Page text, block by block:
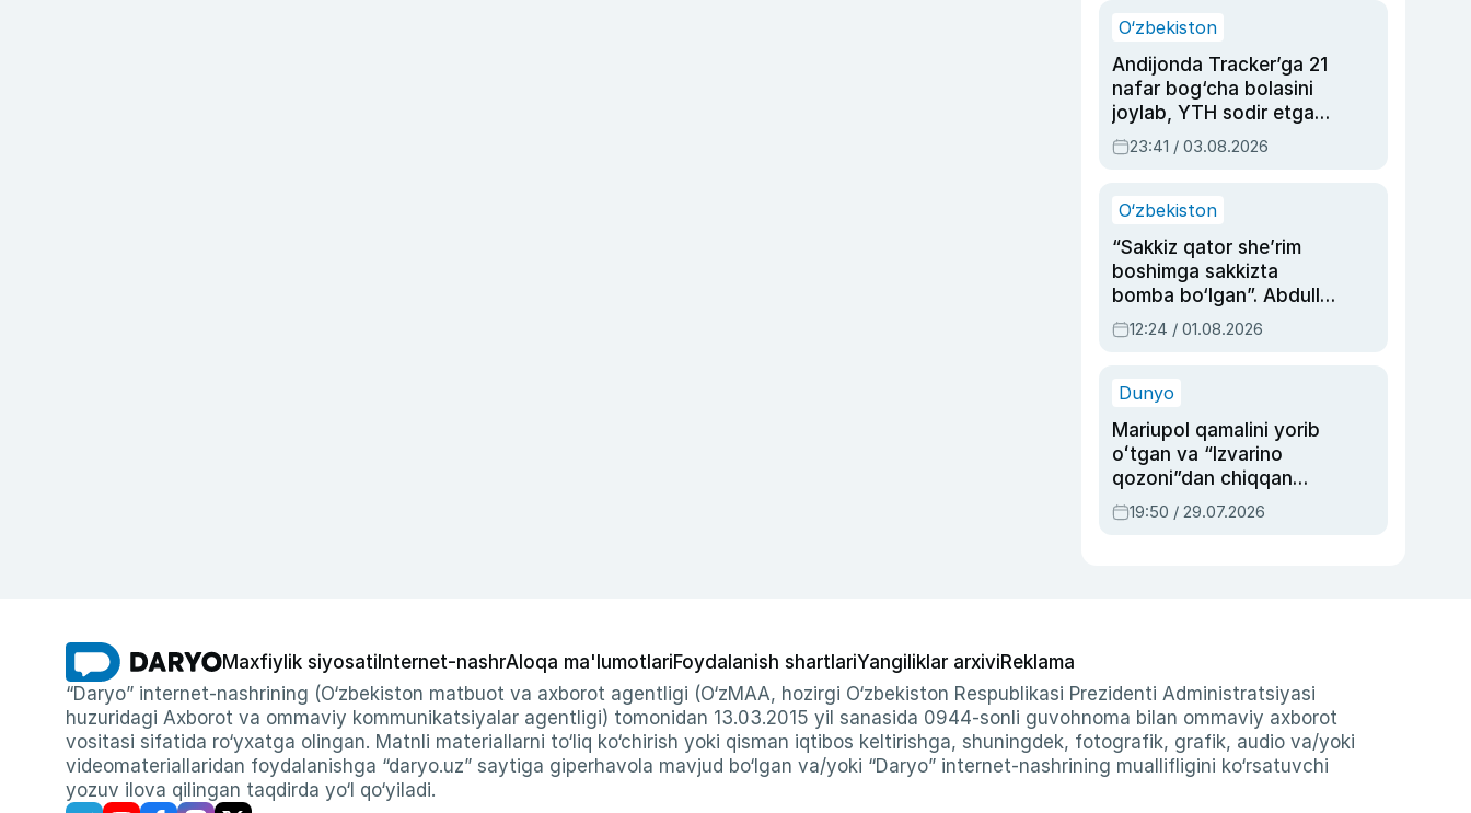
O‘zbekiston
Andijonda Tracker’ga 21
nafar bog‘cha bolasini
joylab, YTH sodir etgan
ayolga sud hukmi o‘qildi
23:41 / 03.08.2026
O‘zbekiston
“Sakkiz qator she’rim
boshimga sakkizta
bomba bo‘lgan”. Abdulla
Oripovni siyosiy
ayblovlardan asrab
12:24 / 01.08.2026
Dunyo
Mariupol qamalini yorib
oʻtgan va “Izvarino
qozoni”dan chiqqan
qahramon — Ukraina
armiyasi bosh
19:50 / 29.07.2026
Maxfiylik siyosati Internet-nashrAloqa ma'lumotlariFoydalanish shartlariYangiliklar arxiviReklama
“Daryo” internet-nashrining (O‘zbekiston matbuot va axborot agentligi (O‘zMAA, hozirgi O‘zbekiston Respublikasi Prezidenti Administratsiyasi
huzuridagi Axborot va ommaviy kommunikatsiyalar agentligi) tomonidan 13.03.2015 yil sanasida 0944-sonli guvohnoma bilan ommaviy axborot
vositasi sifatida ro‘yxatga olingan. Matnli materiallarni to‘liq ko‘chirish yoki qisman iqtibos keltirishga, shuningdek, fotografik, grafik, audio va/yoki
videomateriallaridan foydalanishga “daryo.uz” saytiga giperhavola mavjud bo‘lgan va/yoki “Daryo” internet-nashrining muallifligini ko‘rsatuvchi
yozuv ilova qilingan taqdirda yo‘l qo‘yiladi.